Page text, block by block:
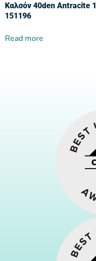
Καλσόν 40den Antracite 1
151196
Read more